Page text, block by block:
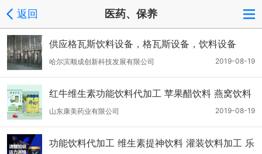
返回 医药、保养
供应格瓦斯饮料设备，格瓦斯设备，饮料设备
2019-08-19
哈尔滨顺成创新科技发展有限公司
红牛维生素功能饮料代加工 苹果醋饮料 燕窝饮料
液体饮料灌装 功能饮料代加工厂
2019-08-19
山东康美药业有限公司
功能饮料代加工 维生素提神饮料 灌装饮料加工 乐